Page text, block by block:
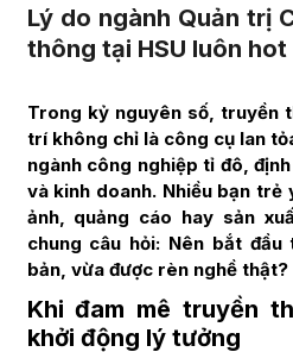
Lý do ngành Quản trị
thông tại HSU luôn hot
Trong kỷ nguyên số, truyền
trí không chỉ là công cụ lan
ngành công nghiệp tỉ đô,
và kinh doanh. Nhiều bạn
ảnh, quảng cáo hay sản
chung câu hỏi: Nên bắt
bản, vừa được rèn nghề thật?
Khi đam mê truyền
khởi động lý tưởng